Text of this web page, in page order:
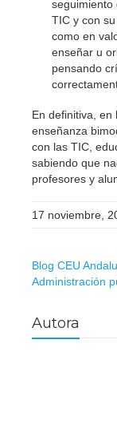
seguimiento
TIC y con
como en
enseñar u
pensando
En definitiva, en
enseñanza
con las TIC,
sabiendo que
profesores y
17 noviembre,
Blog CEU
Administración
Autora